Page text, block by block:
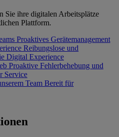
Sie ihre digitalen Arbeitsplätze
Plattform.
Proaktives Gerätemanagement
Reibungslose und
Digital Experience
Proaktive Fehlerbehebung und
Service
Team Bereit für